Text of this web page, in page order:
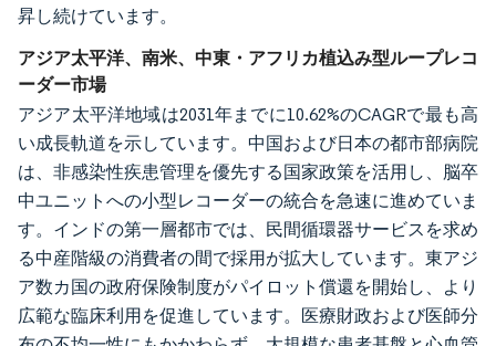
昇し続けています。
アジア太平洋、南米、中東・アフリカ植込み型ループレコ
ーダー市場
アジア太平洋地域は2031年までに10.62%のCAGRで最も高
い成長軌道を示しています。中国および日本の都市部病院
は、非感染性疾患管理を優先する国家政策を活用し、脳卒
中ユニットへの小型レコーダーの統合を急速に進めていま
す。インドの第一層都市では、民間循環器サービスを求め
る中産階級の消費者の間で採用が拡大しています。東アジ
ア数カ国の政府保険制度がパイロット償還を開始し、より
広範な臨床利用を促進しています。医療財政および医師分